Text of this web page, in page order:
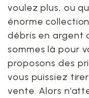
voulez plus, ou
énorme
débris en argent
sommes là pour
proposons des
vous puissiez
vente. Alors